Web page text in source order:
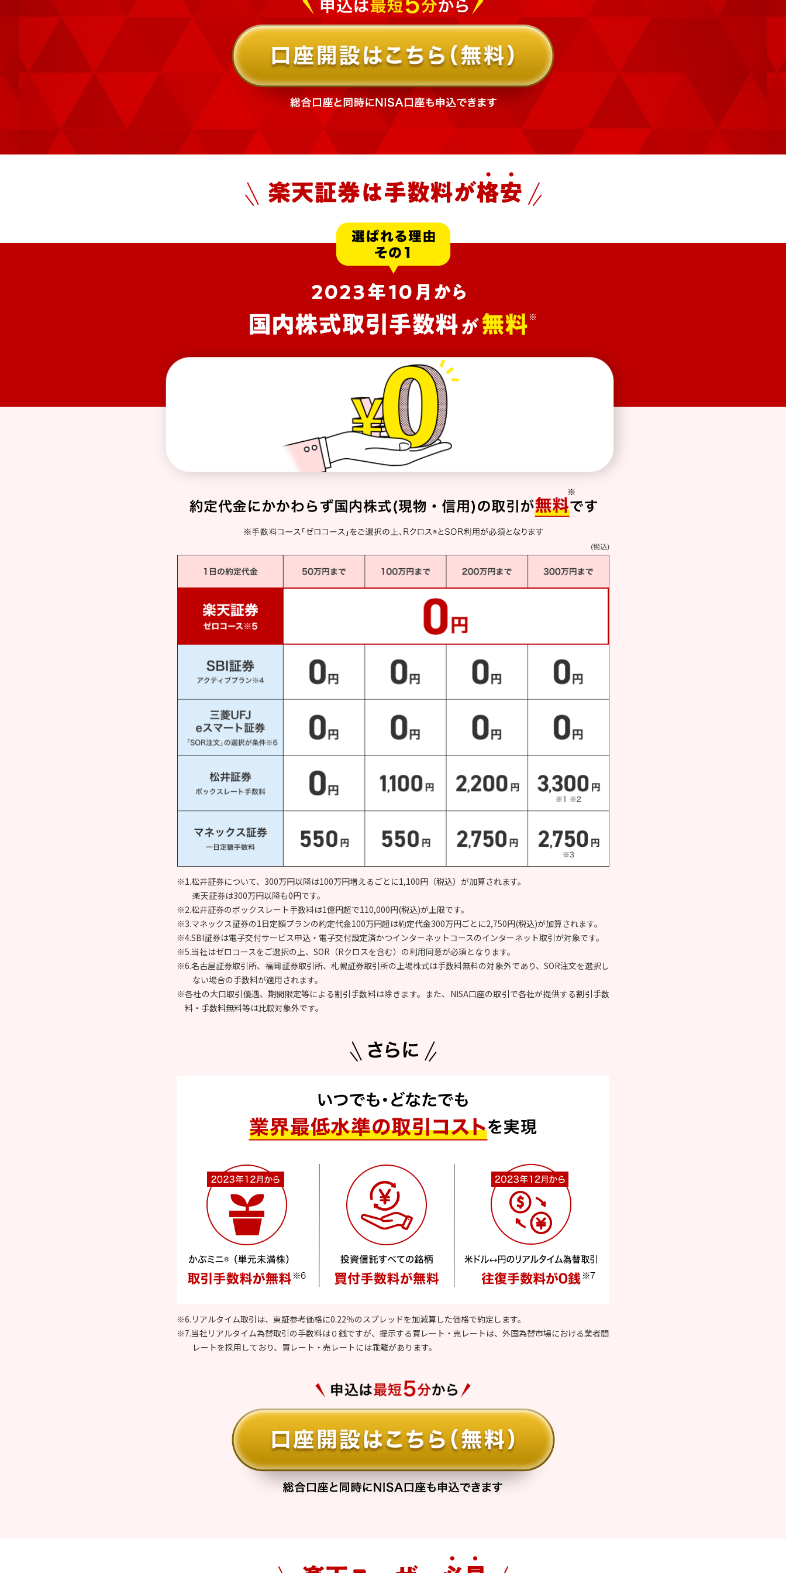
※1.松井証券について、300万円以降は100万円増えるごとに1,100円（税込）が加算されます。
楽天証券は300万円以降も0円です。
※2.松井証券のボックスレート手数料は1億円超で110,000円(税込)が上限です。
※3.マネックス証券の1日定額プランの約定代金100万円超は約定代金300万円ごとに2,750円(税込)が加算されます。
※4.SBI証券は電子交付サービス申込・電子交付設定済かつインターネットコースのインターネット取引が対象です。
※5.当社はゼロコースをご選択の上、SOR（Rクロスを含む）の利用同意が必須となります。
※6.名古屋証券取引所、福岡証券取引所、札幌証券取引所の上場株式は手数料無料の対象外であり、SOR注文を選択し
ない場合の手数料が適用されます。
※各社の大口取引優遇、期間限定等による割引手数料は除きます。また、NISA口座の取引で各社が提供する割引手数
料・手数料無料等は比較対象外です。
※6.リアルタイム取引は、東証参考価格に0.22％のスプレッドを加減算した価格で約定します。
※7.当社リアルタイム為替取引の手数料は０銭ですが、提示する買レート・売レートは、外国為替市場における業者間
レートを採用しており、買レート・売レートには乖離があります。